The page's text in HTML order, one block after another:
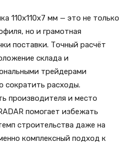
110х110х7 мм — это не только
но и грамотная
поставки. Точный расчёт
склада и
трейдерами
сократить расходы.
производителя и место
помогает избежать
строительства даже на
комплексный подход к